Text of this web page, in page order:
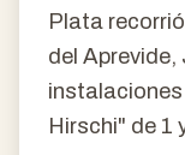
Plata
del Aprevide,
Hirschi" de 1